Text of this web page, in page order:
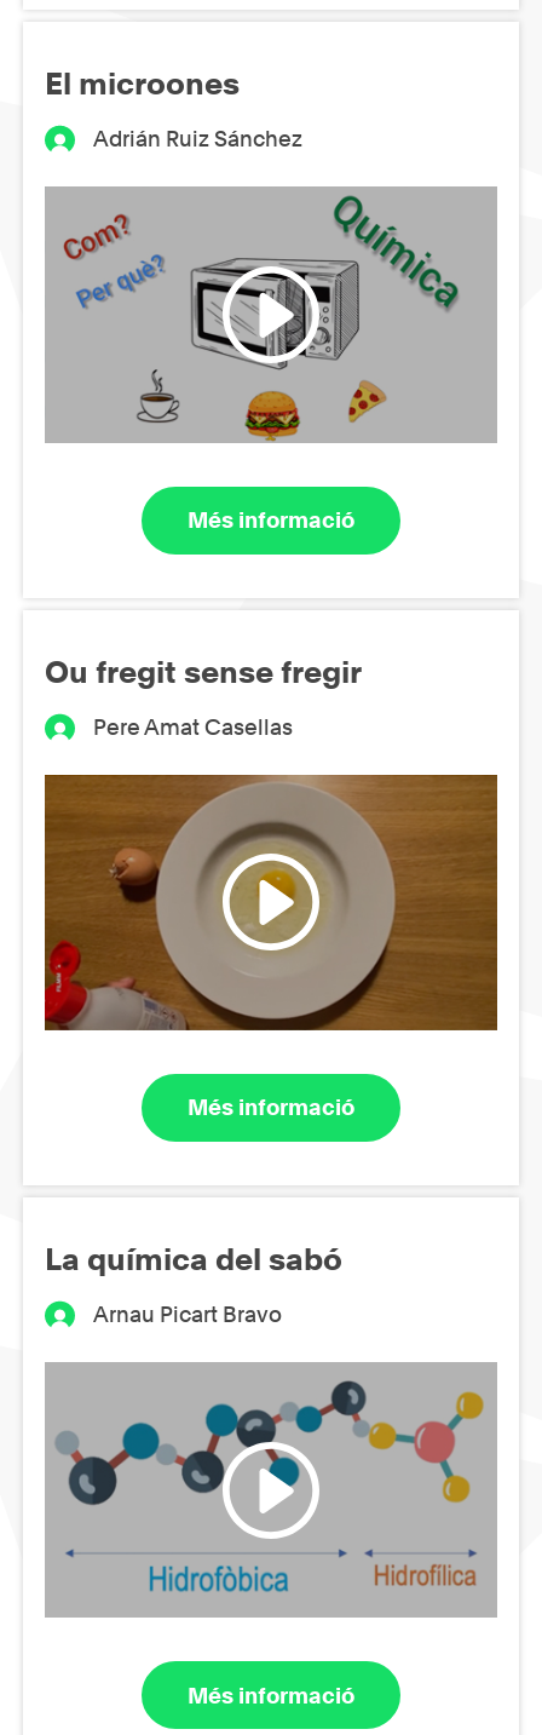
El microones
Adrián Ruiz Sánchez
Més informació
Ou fregit sense fregir
Pere Amat Casellas
Més informació
La química del sabó
Arnau Picart Bravo
Més informació